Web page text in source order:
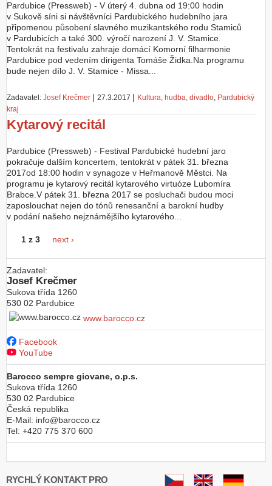
Pardubice (Pressweb) - V úterý 4. dubna od 19:00 hodin
v Sukově síni si návštěvníci Pardubického hudebního jara
připomenou působení slavného muzikantského rodu Stamiců
v Pardubicích a také 300. výročí narození J. V. Stamice.
Tentokrát na festivalu zahraje domácí Komorní filharmonie
Pardubice pod vedením dirigenta Tomáše Židka.Na programu
bude nejen dílo J. V. Stamice - Missa...
Zadavatel: Josef Krečmer | 27.3.2017 | Kultura, hudba, divadlo, Pardubický
kraj
Kytarový recitál
Pardubice (Pressweb) - Festival Pardubické hudební jaro
pokračuje dalším koncertem, tentokrát v pátek 31. března
2017od 18:00 hodin v synagoze v Heřmanově Městci. Na
programu je kytarový recitál kytarového virtuóze Lubomíra
Brabce.V pátek 31. března 2017 se posluchači budou moci
zaposlouchat nejen do tónů renesanční a barokní hudby
v podání našeho nejznámějšího kytarového...
1 z 3 next ›
Zadavatel:
Josef Krečmer
Sukova třída 1260
530 02 Pardubice
www.barocco.cz
Facebook
YouTube
Barocco sempre giovane, o.p.s.
Sukova třída 1260
530 02 Pardubice
Česká republika
E-Mail: info@barocco.cz
Tel: +420 775 370 600
RYCHLÝ KONTAKT PRO